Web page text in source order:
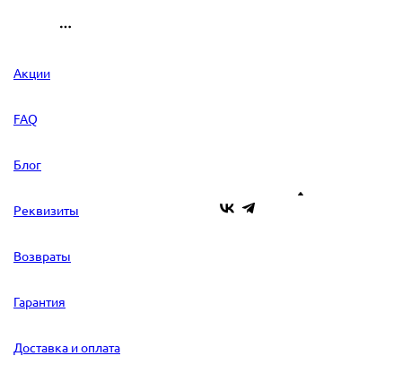
Акции
FAQ
Блог
Реквизиты
Возвраты
Гарантия
Доставка и оплата